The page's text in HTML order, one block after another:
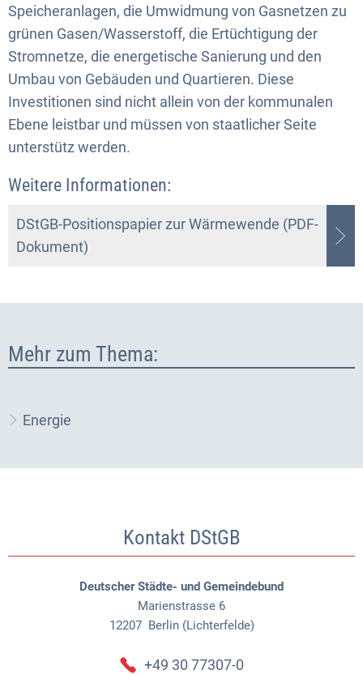
Speicheranlagen, die Umwidmung von Gasnetzen zu
grünen Gasen/Wasserstoff, die Ertüchtigung der
Stromnetze, die energetische Sanierung und den
Umbau von Gebäuden und Quartieren. Diese
Investitionen sind nicht allein von der kommunalen
Ebene leistbar und müssen von staatlicher Seite
unterstütz werden.
Weitere Informationen:
DStGB-Positionspapier zur Wärmewende (PDF-
Dokument)
Mehr zum Thema:
Energie
Kontakt DStGB
Deutscher Städte- und Gemeindebund
Marienstrasse 6
12207 Berlin (Lichterfelde)
+49 30 77307-0